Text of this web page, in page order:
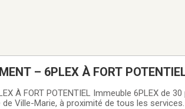
– 6PLEX À FORT
À FORT POTENTIEL Immeuble 6PLEX de
Ville-Marie, à proximité de tous les